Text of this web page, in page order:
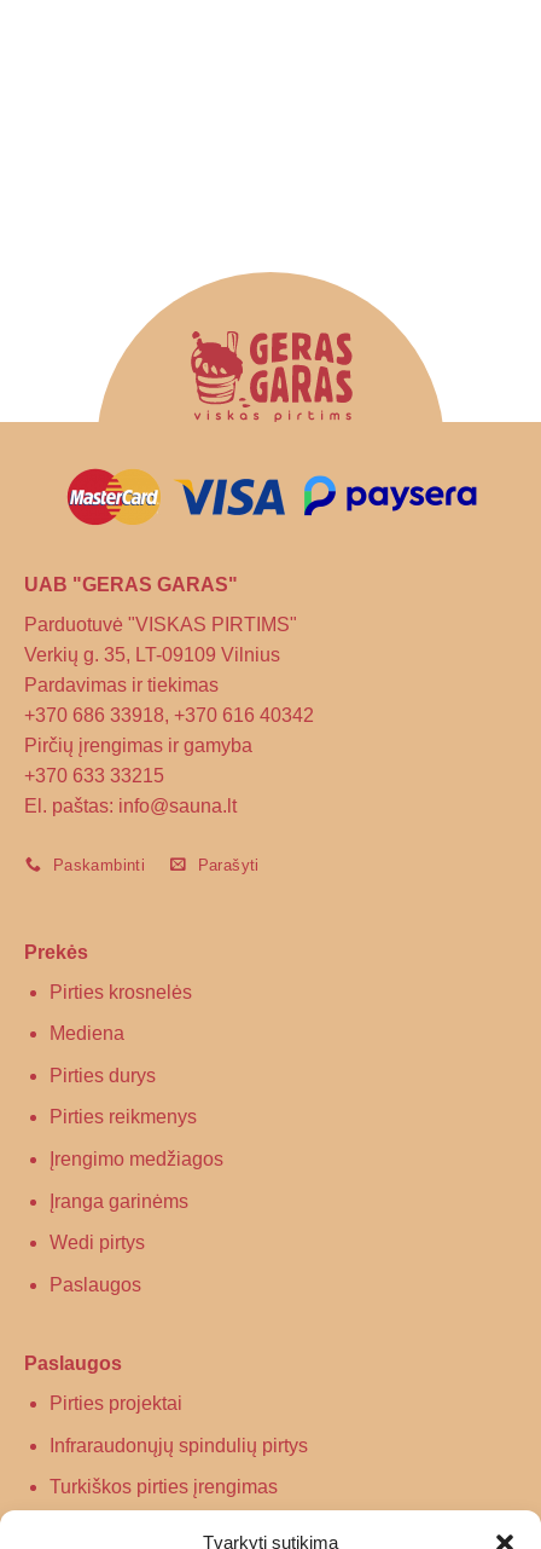
Tvarkyti sutikimą
UAB "GERAS GARAS"
Parduotuvė "VISKAS PIRTIMS"
Verkių g. 35, LT-09109 Vilnius
Pardavimas ir tiekimas
+370 686 33918, +370 616 40342
Pirčių įrengimas ir gamyba
+370 633 33215
El. paštas: info@sauna.lt
Paskambinti Parašyti
Prekės
Pirties krosnelės
Mediena
Pirties durys
Pirties reikmenys
Įrengimo medžiagos
Įranga garinėms
Wedi pirtys
Paslaugos
Paslaugos
Pirties projektai
Infraraudonųjų spindulių pirtys
Turkiškos pirties įrengimas